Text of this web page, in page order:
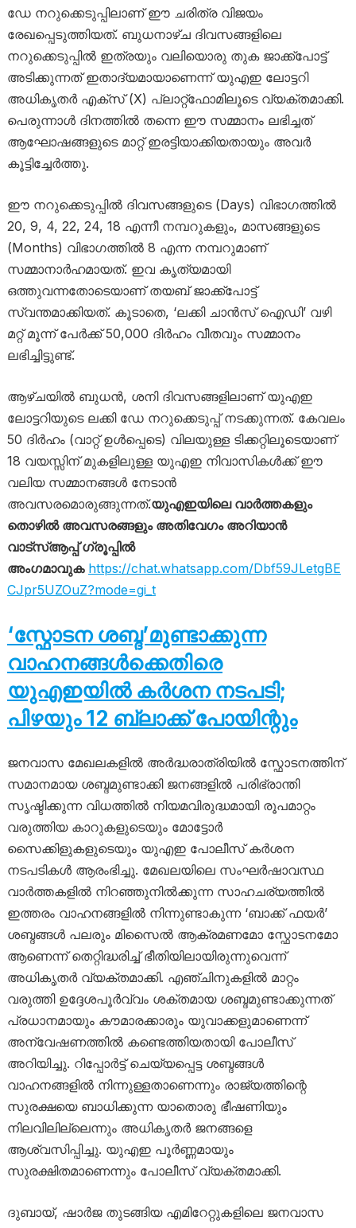
ഡേ നറുക്കെടുപ്പിലാണ് ഈ ചരിത്ര വിജയം
രേഖപ്പെടുത്തിയത്. ബുധനാഴ്ച ദിവസങ്ങളിലെ
നറുക്കെടുപ്പിൽ ഇത്രയും വലിയൊരു തുക ജാക്ക്പോട്ട്
അടിക്കുന്നത് ഇതാദ്യമായാണെന്ന് യുഎഇ ലോട്ടറി
അധികൃതർ എക്സ് (X) പ്ലാറ്റ്‌ഫോമിലൂടെ വ്യക്തമാക്കി.
പെരുന്നാൾ ദിനത്തിൽ തന്നെ ഈ സമ്മാനം ലഭിച്ചത്
ആഘോഷങ്ങളുടെ മാറ്റ് ഇരട്ടിയാക്കിയതായും അവർ
കൂട്ടിച്ചേർത്തു.
ഈ നറുക്കെടുപ്പിൽ ദിവസങ്ങളുടെ (Days) വിഭാഗത്തിൽ
20, 9, 4, 22, 24, 18 എന്നീ നമ്പറുകളും, മാസങ്ങളുടെ
(Months) വിഭാഗത്തിൽ 8 എന്ന നമ്പറുമാണ്
സമ്മാനാർഹമായത്. ഇവ കൃത്യമായി
ഒത്തുവന്നതോടെയാണ് തയബ് ജാക്ക്പോട്ട്
സ്വന്തമാക്കിയത്. കൂടാതെ, ‘ലക്കി ചാൻസ് ഐഡി’ വഴി
മറ്റ് മൂന്ന് പേർക്ക് 50,000 ദിർഹം വീതവും സമ്മാനം
ലഭിച്ചിട്ടുണ്ട്.
ആഴ്ചയിൽ ബുധൻ, ശനി ദിവസങ്ങളിലാണ് യുഎഇ
ലോട്ടറിയുടെ ലക്കി ഡേ നറുക്കെടുപ്പ് നടക്കുന്നത്. കേവലം
50 ദിർഹം (വാറ്റ് ഉൾപ്പെടെ) വിലയുള്ള ടിക്കറ്റിലൂടെയാണ്
18 വയസ്സിന് മുകളിലുള്ള യുഎഇ നിവാസികൾക്ക് ഈ
വലിയ സമ്മാനങ്ങൾ നേടാൻ
അവസരമൊരുങ്ങുന്നത്.യുഎഇയിലെ വാർത്തകളും
തൊഴിൽ അവസരങ്ങളും അതിവേഗം അറിയാൻ
വാട്സ്ആപ്പ് ഗ്രൂപ്പിൽ
അംഗമാവുക https://chat.whatsapp.com/Dbf59JLetgBE
CJpr5UZOuZ?mode=gi_t
‘സ്ഫോടന ശബ്ദ’മുണ്ടാക്കുന്ന
വാഹനങ്ങൾക്കെതിരെ
യുഎഇയിൽ കർശന നടപടി;
പിഴയും 12 ബ്ലാക്ക് പോയിന്റും
ജനവാസ മേഖലകളിൽ അർദ്ധരാത്രിയിൽ സ്ഫോടനത്തിന്
സമാനമായ ശബ്ദമുണ്ടാക്കി ജനങ്ങളിൽ പരിഭ്രാന്തി
സൃഷ്ടിക്കുന്ന വിധത്തിൽ നിയമവിരുദ്ധമായി രൂപമാറ്റം
വരുത്തിയ കാറുകളുടെയും മോട്ടോർ
സൈക്കിളുകളുടെയും യുഎഇ പോലീസ് കർശന
നടപടികൾ ആരംഭിച്ചു. മേഖലയിലെ സംഘർഷാവസ്ഥ
വാർത്തകളിൽ നിറഞ്ഞുനിൽക്കുന്ന സാഹചര്യത്തിൽ
ഇത്തരം വാഹനങ്ങളിൽ നിന്നുണ്ടാകുന്ന ‘ബാക്ക് ഫയർ’
ശബ്ദങ്ങൾ പലരും മിസൈൽ ആക്രമണമോ സ്ഫോടനമോ
ആണെന്ന് തെറ്റിദ്ധരിച്ച് ഭീതിയിലായിരുന്നുവെന്ന്
അധികൃതർ വ്യക്തമാക്കി. എഞ്ചിനുകളിൽ മാറ്റം
വരുത്തി ഉദ്ദേശപൂർവ്വം ശക്തമായ ശബ്ദമുണ്ടാക്കുന്നത്
പ്രധാനമായും കൗമാരക്കാരും യുവാക്കളുമാണെന്ന്
അന്വേഷണത്തിൽ കണ്ടെത്തിയതായി പോലീസ്
അറിയിച്ചു. റിപ്പോർട്ട് ചെയ്യപ്പെട്ട ശബ്ദങ്ങൾ
വാഹനങ്ങളിൽ നിന്നുള്ളതാണെന്നും രാജ്യത്തിന്റെ
സുരക്ഷയെ ബാധിക്കുന്ന യാതൊരു ഭീഷണിയും
നിലവിലില്ലെന്നും അധികൃതർ ജനങ്ങളെ
ആശ്വസിപ്പിച്ചു. യുഎഇ പൂർണ്ണമായും
സുരക്ഷിതമാണെന്നും പോലീസ് വ്യക്തമാക്കി.
ദുബായ്, ഷാർജ തുടങ്ങിയ എമിറേറ്റുകളിലെ ജനവാസ